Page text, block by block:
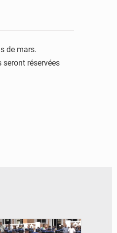
de mars.
réservées